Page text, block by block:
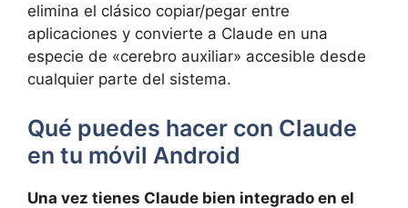
elimina el clásico copiar/pegar entre
aplicaciones y convierte a Claude en una
especie de «cerebro auxiliar» accesible desde
cualquier parte del sistema.
Qué puedes hacer con Claude
en tu móvil Android
Una vez tienes Claude bien integrado en el